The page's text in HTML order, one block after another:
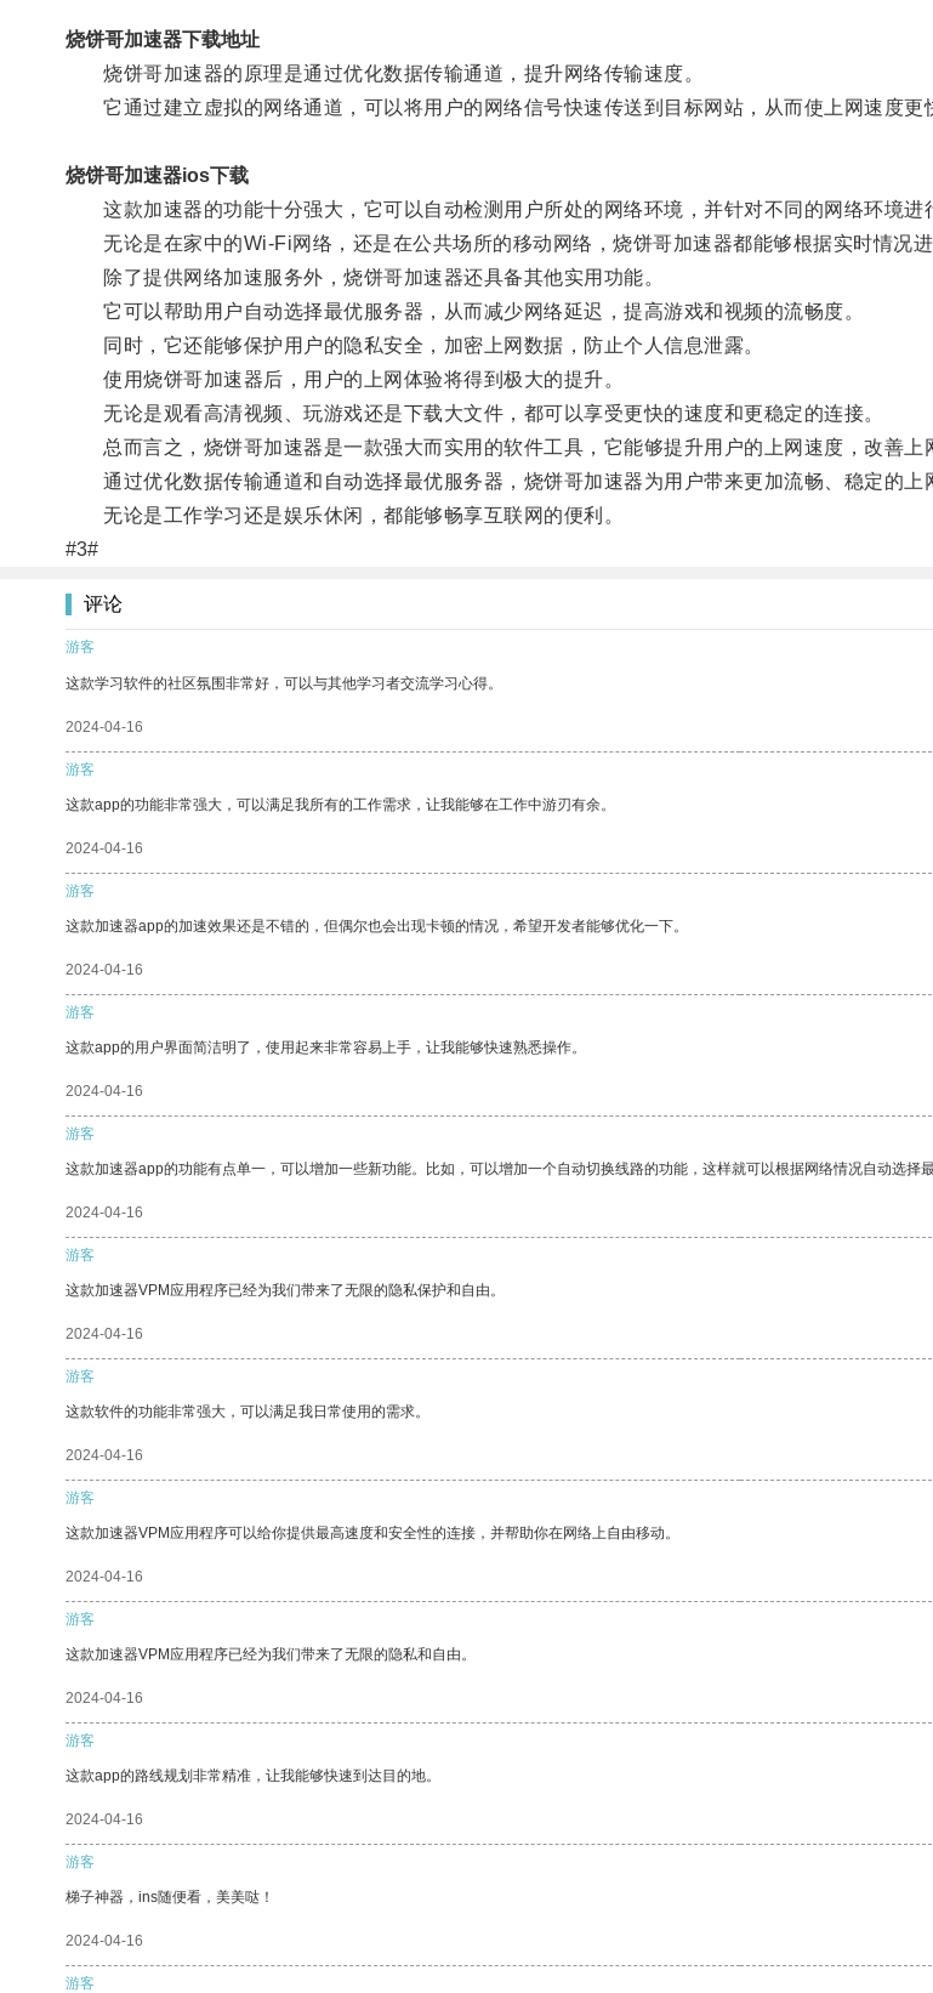
烧饼哥加速器下载地址
烧饼哥加速器的原理是通过优化数据传输通道，提升网络传输速度。
它通过建立虚拟的网络通道，可以将用户的网络信号快速传送到目标网站，从而使上网速度更
烧饼哥加速器ios下载
这款加速器的功能十分强大，它可以自动检测用户所处的网络环境，并针对不同的网络环境进
无论是在家中的Wi-Fi网络，还是在公共场所的移动网络，烧饼哥加速器都能够根据实时情况进
除了提供网络加速服务外，烧饼哥加速器还具备其他实用功能。
它可以帮助用户自动选择最优服务器，从而减少网络延迟，提高游戏和视频的流畅度。
同时，它还能够保护用户的隐私安全，加密上网数据，防止个人信息泄露。
使用烧饼哥加速器后，用户的上网体验将得到极大的提升。
无论是观看高清视频、玩游戏还是下载大文件，都可以享受更快的速度和更稳定的连接。
总而言之，烧饼哥加速器是一款强大而实用的软件工具，它能够提升用户的上网速度，改善上
通过优化数据传输通道和自动选择最优服务器，烧饼哥加速器为用户带来更加流畅、稳定的上
无论是工作学习还是娱乐休闲，都能够畅享互联网的便利。
#3#
评论
游客
这款学习软件的社区氛围非常好，可以与其他学习者交流学习心得。
2024-04-16
游客
这款app的功能非常强大，可以满足我所有的工作需求，让我能够在工作中游刃有余。
2024-04-16
游客
这款加速器app的加速效果还是不错的，但偶尔也会出现卡顿的情况，希望开发者能够优化一下。
2024-04-16
游客
这款app的用户界面简洁明了，使用起来非常容易上手，让我能够快速熟悉操作。
2024-04-16
游客
这款加速器app的功能有点单一，可以增加一些新功能。比如，可以增加一个自动切换线路的功能，这样就可以根据网络情况自动选择
2024-04-16
游客
这款加速器VPM应用程序已经为我们带来了无限的隐私保护和自由。
2024-04-16
游客
这款软件的功能非常强大，可以满足我日常使用的需求。
2024-04-16
游客
这款加速器VPM应用程序可以给你提供最高速度和安全性的连接，并帮助你在网络上自由移动。
2024-04-16
游客
这款加速器VPM应用程序已经为我们带来了无限的隐私和自由。
2024-04-16
游客
这款app的路线规划非常精准，让我能够快速到达目的地。
2024-04-16
游客
梯子神器，ins随便看，美美哒！
2024-04-16
游客